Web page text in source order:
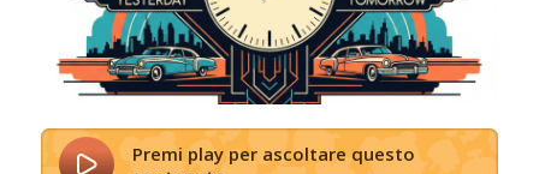
Premi play per ascoltare questo